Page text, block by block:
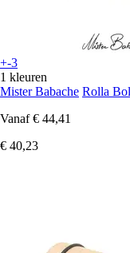
+-3
1 kleuren
Mister Babache Rolla
Vanaf € 44,41
€ 40,23